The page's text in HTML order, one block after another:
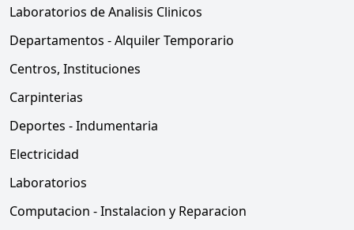
Laboratorios de Analisis Clinicos
Departamentos - Alquiler Temporario
Centros, Instituciones
Carpinterias
Deportes - Indumentaria
Electricidad
Laboratorios
Computacion - Instalacion y Reparacion